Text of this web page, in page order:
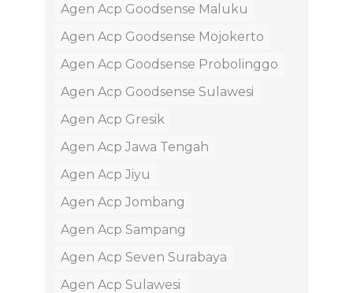
Agen Acp Goodsense Maluku
Agen Acp Goodsense Mojokerto
Agen Acp Goodsense Probolinggo
Agen Acp Goodsense Sulawesi
Agen Acp Gresik
Agen Acp Jawa Tengah
Agen Acp Jiyu
Agen Acp Jombang
Agen Acp Sampang
Agen Acp Seven Surabaya
Agen Acp Sulawesi